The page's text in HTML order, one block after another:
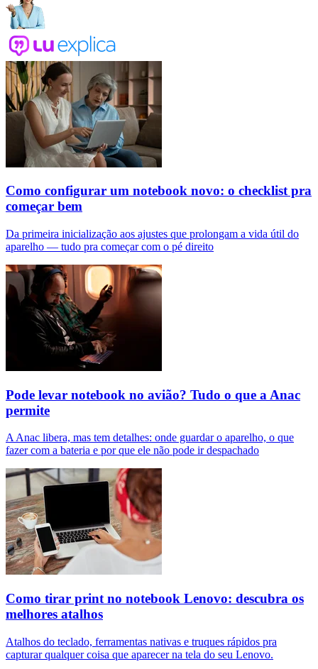
Como configurar um notebook novo: o checklist pra
começar bem
Da primeira inicialização aos ajustes que prolongam a vida útil do
aparelho — tudo pra começar com o pé direito
Pode levar notebook no avião? Tudo o que a Anac
permite
A Anac libera, mas tem detalhes: onde guardar o aparelho, o que
fazer com a bateria e por que ele não pode ir despachado
Como tirar print no notebook Lenovo: descubra os
melhores atalhos
Atalhos do teclado, ferramentas nativas e truques rápidos pra
capturar qualquer coisa que aparecer na tela do seu Lenovo.